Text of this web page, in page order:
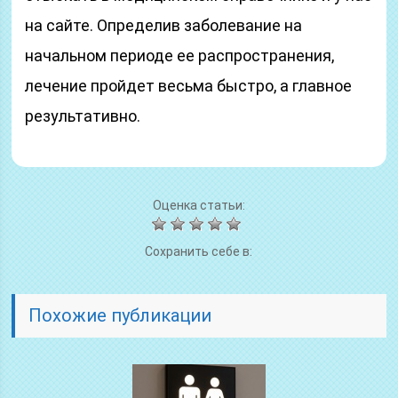
на сайте. Определив заболевание на
начальном периоде ее распространения,
лечение пройдет весьма быстро, а главное
результативно.
Оценка статьи:
Сохранить себе в:
Похожие публикации